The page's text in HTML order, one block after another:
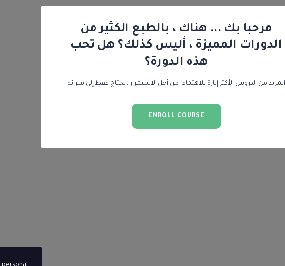
مرحبا بك ... هناك ، بالطبع الكثير من
الدورات المميزة ، أليس كذلك؟ هل تحب
هذه الدورة؟
المزيد من الدروس الأكثر إثارة للاهتمام. من أجل الاستمرار ، تحتاج فقط إلى شرائه
ENROLL COURSE